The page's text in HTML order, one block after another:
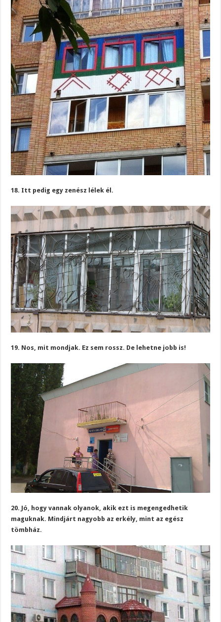
18. Itt pedig egy zenész lélek él.
19. Nos, mit mondjak. Ez sem rossz. De lehetne jobb is!
20. Jó, hogy vannak olyanok, akik ezt is megengedhetik
maguknak. Mindjárt nagyobb az erkély, mint az egész
tömbház.